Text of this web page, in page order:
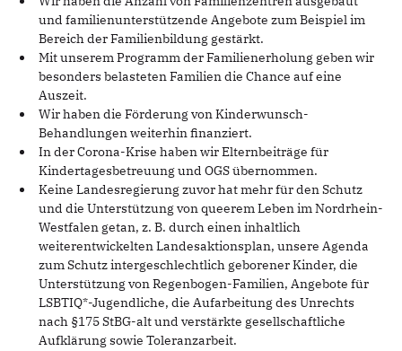
und familienunterstützende Angebote zum Beispiel im
Bereich der Familienbildung gestärkt.
Mit unserem Programm der Familienerholung geben wir
besonders belasteten Familien die Chance auf eine
Auszeit.
Wir haben die Förderung von Kinderwunsch-
Behandlungen weiterhin finanziert.
In der Corona-Krise haben wir Elternbeiträge für
Kindertagesbetreuung und OGS übernommen.
Keine Landesregierung zuvor hat mehr für den Schutz
und die Unterstützung von queerem Leben im Nordrhein-
Westfalen getan, z. B. durch einen inhaltlich
weiterentwickelten Landesaktionsplan, unsere Agenda
zum Schutz intergeschlechtlich geborener Kinder, die
Unterstützung von Regenbogen-Familien, Angebote für
LSBTIQ*-Jugendliche, die Aufarbeitung des Unrechts
nach §175 StBG-alt und verstärkte gesellschaftliche
Aufklärung sowie Toleranzarbeit.